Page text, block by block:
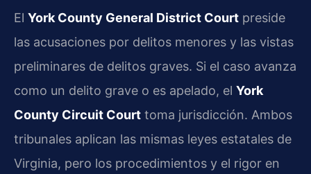
El York County General District Court preside
las acusaciones por delitos menores y las vistas
preliminares de delitos graves. Si el caso avanza
como un delito grave o es apelado, el York
County Circuit Court toma jurisdicción. Ambos
tribunales aplican las mismas leyes estatales de
Virginia, pero los procedimientos y el rigor en